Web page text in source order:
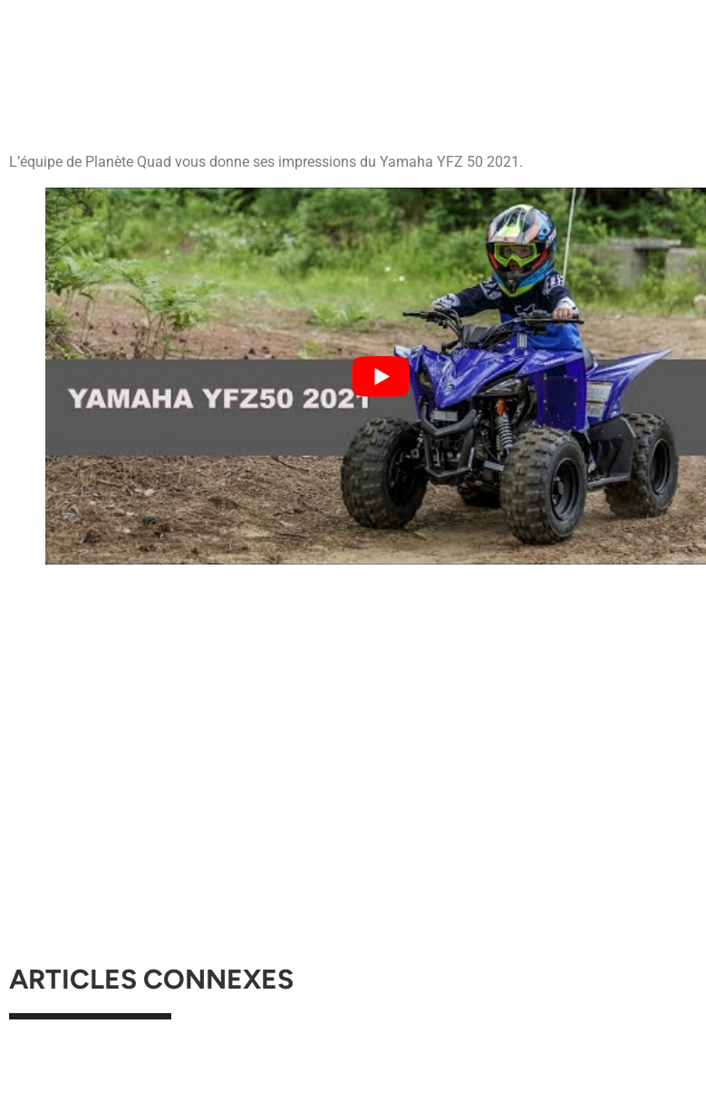
L’équipe de Planète Quad vous donne ses impressions du Yamaha YFZ 50 2021.
ARTICLES CONNEXES